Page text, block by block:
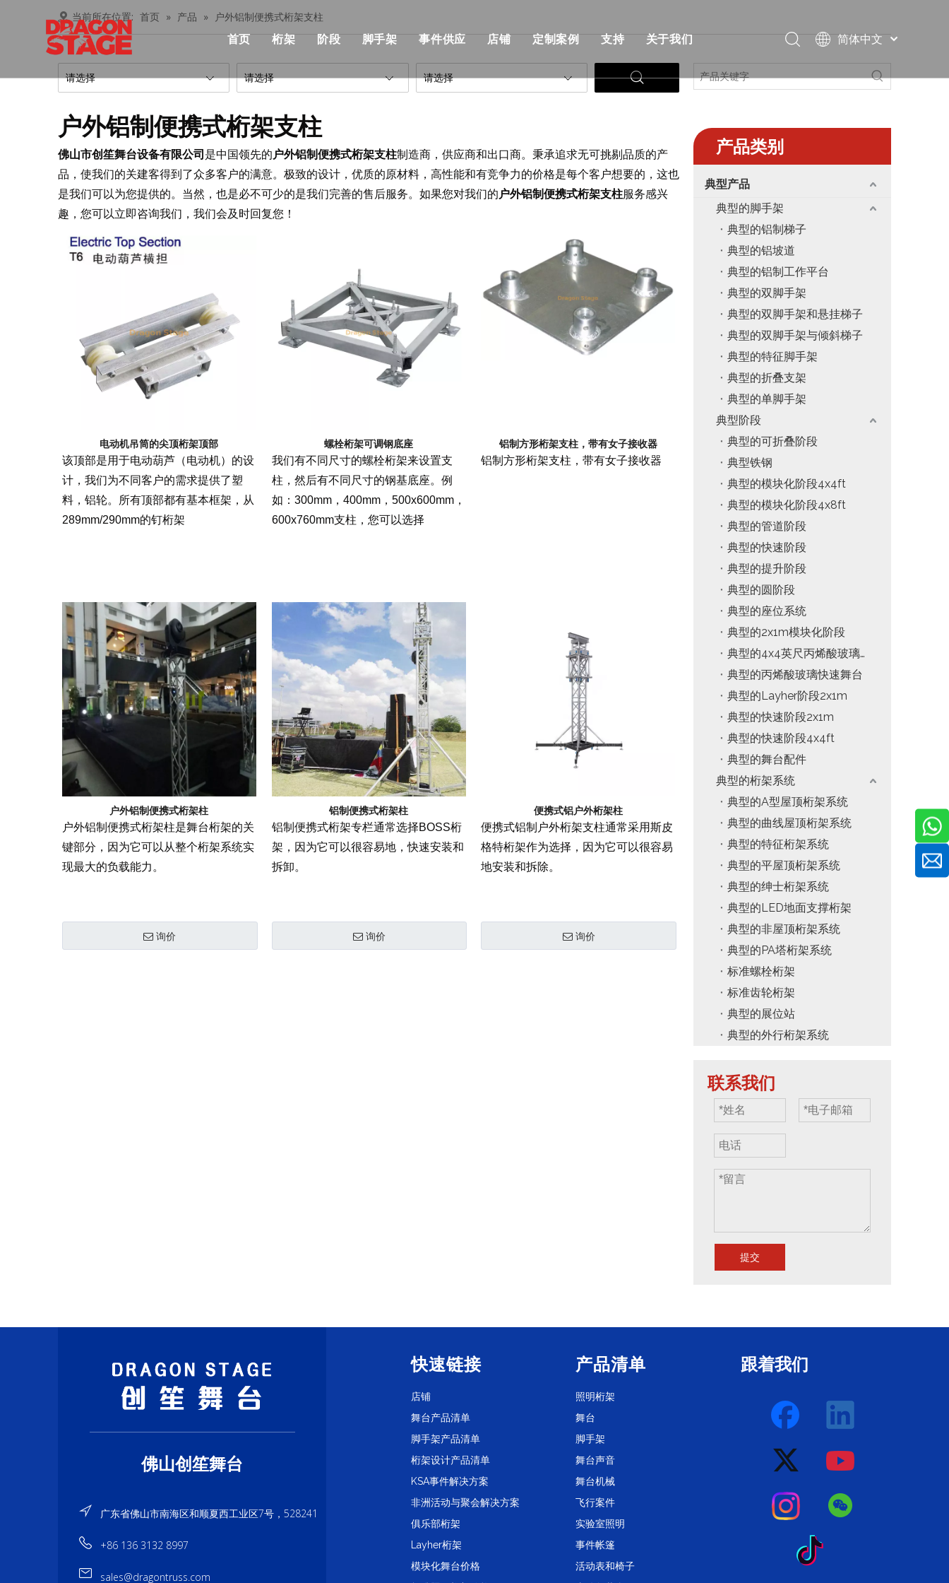
首页
产品中心
桁架
桁架设计产品清单
忍者战士桁架系统
铝桁架
阶段
铁阶段
圆场
户外舞台
相关舞台产品
舞台工具和配件
脚手架
单个脚手架
双脚手架与攀登梯子
用步梯双脚手架
铝制工作平台
事件供应
流行
飞行箱
事件帐篷
活动用品
派对活动需求
店铺
标准照明桁架价格
屋顶桁架价格
舞台照明价格
舞台音价
事件需要价格
铝制支架价格
定制案例
非洲活动与聚会解决方案
俱乐部与婚礼，教堂
支持
视频
关于我们
消息
联系我们
简体中文
Pусский
当前所在位置: 首页 » 产品 » 户外铝制便携式桁架支柱
请选择 请选择 请选择
户外铝制便携式桁架支柱
佛山市创笙舞台设备有限公司 是中国领先的 户外铝制便携式桁架支柱制造商，供应商和出口商。秉承追求无可挑剔品质的产
品，使我们的关建客得到了众多客户的满意。极致的设计，优质的原材料，高性能和有竞争力的价格是每个客户想要的，这也
是我们可以为您提供的。当然，也是必不可少的是我们完善的售后服务。如果您对我们的 户外铝制便携式桁架支柱服务感兴
趣，您可以立即咨询我们，我们会及时回复您！
电动机吊筒的尖顶桁架顶部
该顶部是用于电动葫芦（电动机）的设
计，我们为不同客户的需求提供了塑
料，铝轮。所有顶部都有基本框架，从
289mm/290mm的钉桁架
螺栓桁架可调钢底座
我们有不同尺寸的螺栓桁架来设置支
柱，然后有不同尺寸的钢基底座。例
如：300mm，400mm，500x600mm，
600x760mm支柱，您可以选择
铝制方形桁架支柱，带有女子接收器
铝制方形桁架支柱，带有女子接收器
户外铝制便携式桁架柱
户外铝制便携式桁架柱是舞台桁架的关
键部分，因为它可以从整个桁架系统实
现最大的负载能力。
询价
铝制便携式桁架柱
铝制便携式桁架专栏通常选择BOSS桁
架，因为它可以很容易地，快速安装和
拆卸。
询价
便携式铝户外桁架柱
便携式铝制户外桁架支柱通常采用斯皮
格特桁架作为选择，因为它可以很容易
地安装和拆除。
询价
产品类别
典型产品
典型的脚手架
典型的铝制梯子
典型的铝坡道
典型的铝制工作平台
典型的双脚手架
典型的双脚手架和悬挂梯子
典型的双脚手架与倾斜梯子
典型的特征脚手架
典型的折叠支架
典型的单脚手架
典型阶段
典型的可折叠阶段
典型铁钢
典型的模块化阶段4x4ft
典型的模块化阶段4x8ft
典型的管道阶段
典型的快速阶段
典型的提升阶段
典型的圆阶段
典型的座位系统
典型的2x1m模块化阶段
典型的4x4英尺丙烯酸玻璃模块化阶段
典型的丙烯酸玻璃快速舞台
典型的Layher阶段2x1m
典型的快速阶段2x1m
典型的快速阶段4x4ft
典型的舞台配件
典型的桁架系统
典型的A型屋顶桁架系统
典型的曲线屋顶桁架系统
典型的特征桁架系统
典型的平屋顶桁架系统
典型的绅士桁架系统
典型的LED地面支撑桁架
典型的非屋顶桁架系统
典型的PA塔桁架系统
标准螺栓桁架
标准齿轮桁架
典型的展位站
典型的外行桁架系统
联系我们
提交
佛山创笙舞台
广东省佛山市南海区和顺夏西工业区7号，528241
+86 136 3132 8997
sales@dragontruss.com
快速链接
店铺
舞台产品清单
脚手架产品清单
桁架设计产品清单
KSA事件解决方案
非洲活动与聚会解决方案
俱乐部桁架
Layher桁架
模块化舞台价格
产品清单
照明桁架
舞台
脚手架
舞台声音
舞台机械
飞行案件
实验室照明
事件帐篷
活动表和椅子
跟着我们